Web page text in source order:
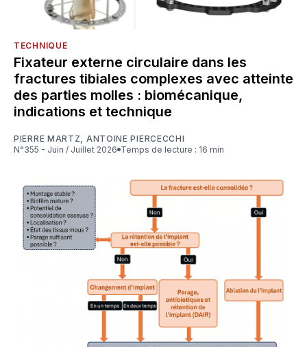
TECHNIQUE
Fixateur externe circulaire dans les
fractures tibiales complexes avec atteinte
des parties molles : biomécanique,
indications et technique
PIERRE MARTZ
ANTOINE PIERCECCHI
N°355 - Juin / Juillet 2026
Temps de lecture : 16 min